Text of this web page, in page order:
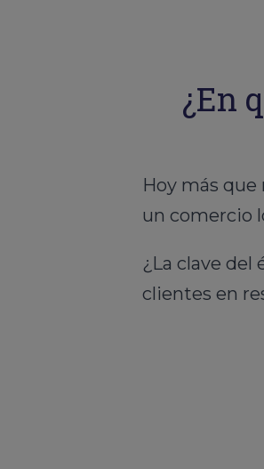
¿En
Hoy más que
un comercio
¿La clave
clientes en